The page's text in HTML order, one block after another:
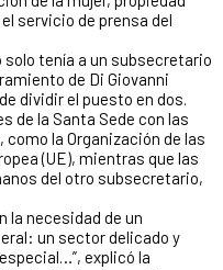
servicio de prensa del
tenía a un subsecretario
de Di Giovanni
dividir el puesto en dos.
de la Santa Sede con las
la Organización de las
(UE), mientras que las
del otro subsecretario,
la necesidad de un
un sector delicado y
explicó la